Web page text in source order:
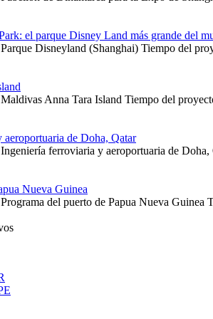
el parque Disney Land más grande del
Disneyland (Shanghai) Tiempo del
Anna Tara Island Tiempo del
de Doha, Qatar
ferroviaria y aeroportuaria de Doha,
Nueva Guinea
del puerto de Papua Nueva Guinea